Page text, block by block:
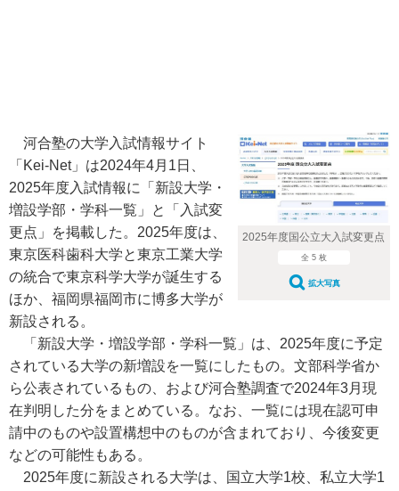
2025年度国公立大入試変更点
全 5 枚
拡大写真
河合塾の大学入試情報サイト
「Kei-Net」は2024年4月1日、
2025年度入試情報に「新設大学・
増設学部・学科一覧」と「入試変
更点」を掲載した。2025年度は、
東京医科歯科大学と東京工業大学
の統合で東京科学大学が誕生する
ほか、福岡県福岡市に博多大学が
新設される。
「新設大学・増設学部・学科一覧」は、2025年度に予定
されている大学の新増設を一覧にしたもの。文部科学省か
ら公表されているもの、および河合塾調査で2024年3月現
在判明した分をまとめている。なお、一覧には現在認可申
請中のものや設置構想中のものが含まれており、今後変更
などの可能性もある。
2025年度に新設される大学は、国立大学1校、私立大学1